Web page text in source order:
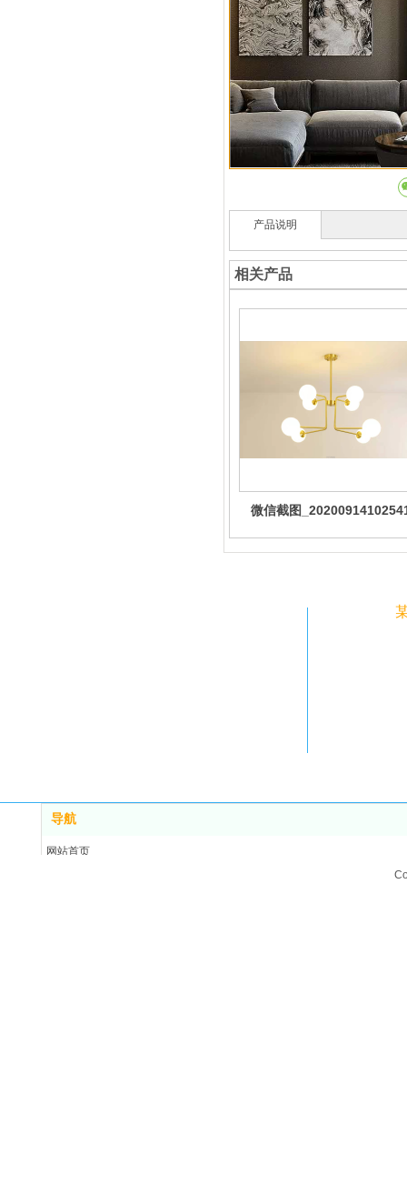
产品说明
相关产品
微信截图
导航
网站首页